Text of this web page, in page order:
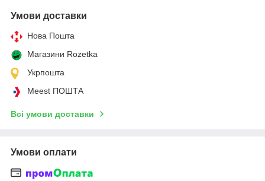
Умови доставки
Нова Пошта
Магазини Rozetka
Укрпошта
Meest ПОШТА
Всі умови доставки
Умови оплати